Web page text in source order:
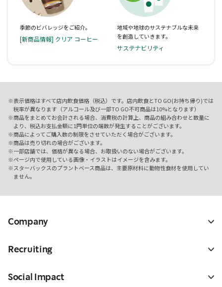
季節のビバレッジをご紹介。
[新商品情報] クリア コーヒー
地域や地球のサステナブルな未来
を創造していきます。
サステナビリティ
表示価格はすべて店内飲食価格（税込）です。店内飲食とTO GO(お持ち帰り)では
税率が異なります（アルコール及び一部TO GO不可商品は10%となります）
商品をまとめてお会計される場合、消費税の計算上、商品の組み合わせと数量に
より、税込お支払金額に1円単位の端数が発生することがございます。
商品によってご購入数の制限をさせていただく場合がございます。
商品は売り切れの場合がございます。
一部店舗では、価格が異なる場合、お取扱いのない場合がございます。
ページ内で使用している画像・イラストはイメージを含みます。
スターバックスのプラントベース商品は、主要原材料に動物性食材を使用してい
ません。
Company
Recruiting
Social Impact